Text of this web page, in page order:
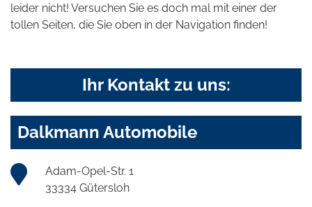
leider nicht! Versuchen Sie es doch mal mit einer der
tollen Seiten, die Sie oben in der Navigation finden!
Ihr Kontakt zu uns:
Dalkmann Automobile
Adam-Opel-Str. 1
33334 Gütersloh